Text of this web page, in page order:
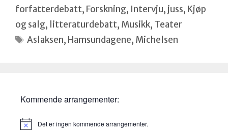
forfatterdebatt, Forskning, Intervju, juss, Kjøp
og salg, litteraturdebatt, Musikk, Teater
Stikkord
Aslaksen, Hamsundagene, Michelsen
Kommende arrangementer:
M
Det er ingen kommende arrangementer.